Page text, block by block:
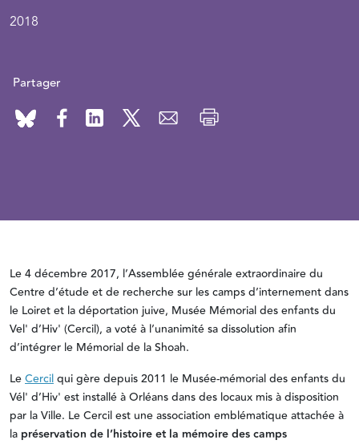
2018
Partager
Le 4 décembre 2017, l’Assemblée générale extraordinaire du
Centre d’étude et de recherche sur les camps d’internement dans
le Loiret et la déportation juive, Musée Mémorial des enfants du
Vel' d’Hiv' (Cercil), a voté à l’unanimité sa dissolution afin
d’intégrer le Mémorial de la Shoah.
LeCercilqui gère depuis 2011 le Musée-mémorial des enfants du
Vél' d’Hiv' est installé à Orléans dans des locaux mis à disposition
par la Ville. Le Cercil est une association emblématique attachée à
la préservation de l’histoire et la mémoire des camps